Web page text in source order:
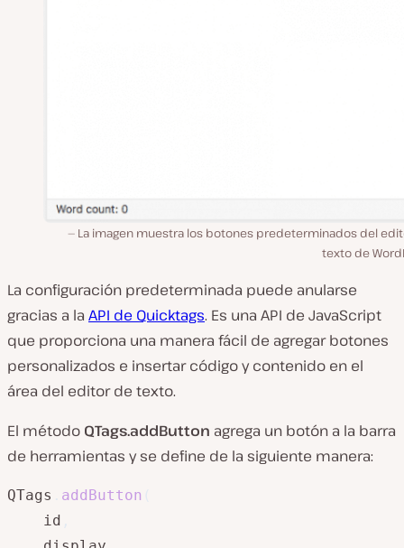
La imagen muestra los botones predeterminados del
texto de
La configuración predeterminada puede anularse
gracias a la API de Quicktags. Es una API de JavaScript
que proporciona una manera fácil de agregar botones
personalizados e insertar código y contenido en el
área del editor de texto.
El método QTags.addButton agrega un botón a la barra
de herramientas y se define de la siguiente manera:
QTags addButton
	id